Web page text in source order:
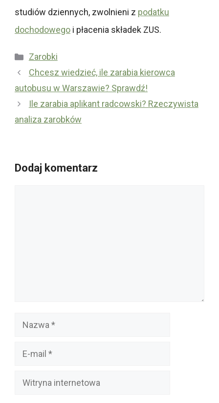
studiów dziennych, zwolnieni z podatku
dochodowego i płacenia składek ZUS.
Kategorie
Zarobki
Chcesz wiedzieć, ile zarabia kierowca
autobusu w Warszawie? Sprawdź!
Ile zarabia aplikant radcowski? Rzeczywista
analiza zarobków
Dodaj komentarz
Nazwa
Witryna